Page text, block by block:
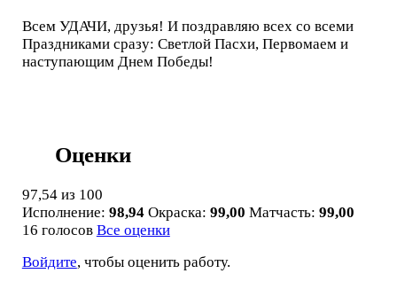
Всем УДАЧИ, друзья! И поздравляю всех со всеми
Праздниками сразу: Светлой Пасхи, Первомаем и
наступающим Днем Победы!
Оценки
97,54 из 100
Исполнение: 98,94 Окраска: 99,00 Матчасть: 99,00
16 голосов Все оценки
Войдите, чтобы оценить работу.